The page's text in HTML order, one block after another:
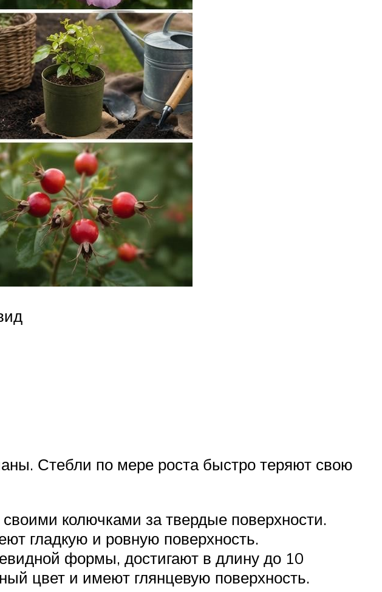
Стебли по мере роста быстро теряют свою
колючками за твердые поверхности.
гладкую и ровную поверхность.
формы, достигают в длину до 10
цвет и имеют глянцевую поверхность.